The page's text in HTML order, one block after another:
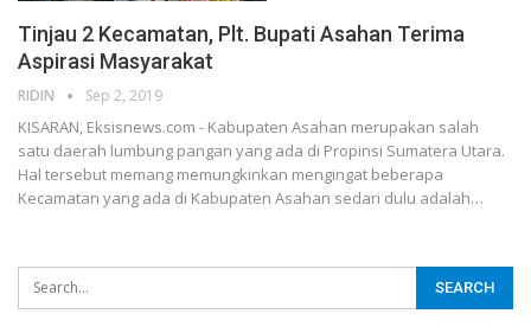
Tinjau 2 Kecamatan, Plt. Bupati Asahan Terima
Aspirasi Masyarakat
RIDIN Sep 2, 2019
KISARAN, Eksisnews.com - Kabupaten Asahan merupakan salah
satu daerah lumbung pangan yang ada di Propinsi Sumatera Utara.
Hal tersebut memang memungkinkan mengingat beberapa
Kecamatan yang ada di Kabupaten Asahan sedari dulu adalah…